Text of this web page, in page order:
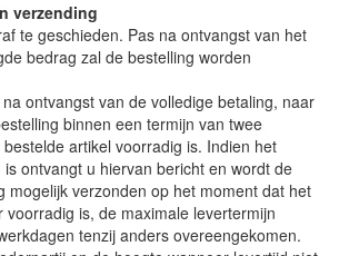
verzending
te geschieden. Pas na ontvangst van het
bedrag zal de bestelling worden
ontvangst van de volledige betaling, naar
binnen een termijn van twee
artikel voorradig is. Indien het
ontvangt u hiervan bericht en wordt de
mogelijk verzonden op het moment dat het
voorradig is, de maximale levertermijn
tenzij anders overeengekomen.